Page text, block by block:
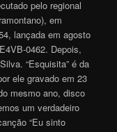
pelo regional
em
lançada em agosto
0462. Depois,
“Esquisita” é da
ele gravado em 23
mesmo ano, disco
um verdadeiro
“Eu sinto